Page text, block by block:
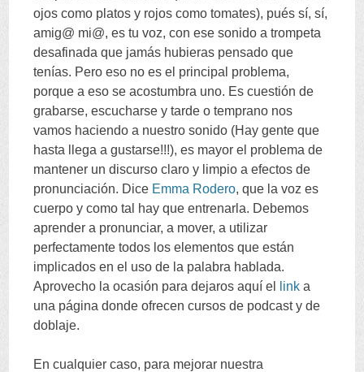
ojos como platos y rojos como tomates), pués sí,sí,
amig@ mi@,es tu voz,con ese sonido a trompeta
desafinada que jamás hubieras pensado que
tenías. Pero eso no es el principal problema,
porque a eso se acostumbra uno. Es cuestión de
grabarse,escucharse y tarde o temprano nos
vamos haciendo a nuestro sonido (Hay gente que
hasta llega a gustarse!!!),es mayor el problema de
mantener un discurso claro y limpio a efectos de
pronunciación. Dice Emma Rodero,que la voz es
cuerpo y como tal hay que entrenarla. Debemos
aprender a pronunciar,a mover,a utilizar
perfectamente todos los elementos que están
implicados en el uso de la palabra hablada.
Aprovecho la ocasión para dejaros aquí el
link a
una página donde ofrecen cursos de podcast y de
doblaje.
En cualquier caso, para mejorar nuestra